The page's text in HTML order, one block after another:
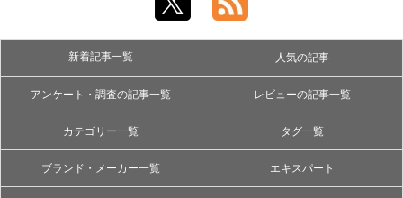
新着記事一覧 人気の記事
アンケート・調査の記事一覧 レビューの記事一覧
カテゴリー一覧 タグ一覧
ブランド・メーカー一覧 エキスパート